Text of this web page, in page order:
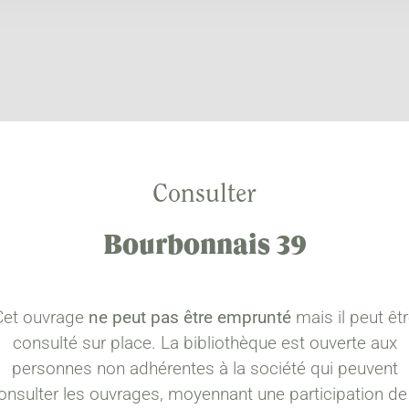
Consulter
Bourbonnais 39
ouvrage ne peut pas être empruntémais il peut
consulté sur place. La bibliothèque est ouverte aux
personnes non adhérentes à la société qui peuvent
les ouvrages, moyennant une participation